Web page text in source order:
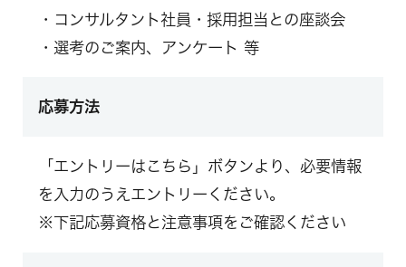
・コンサルタント社員・採用担当との座談会
・選考のご案内、アンケート 等
応募方法
「エントリーはこちら」ボタンより、必要情報
を入力のうえエントリーください。
※下記応募資格と注意事項をご確認ください